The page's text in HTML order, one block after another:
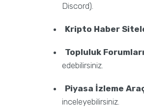
Discord).
Kripto Haber
Topluluk
edebilirsiniz.
Piyasa İzleme
inceleyebilirsiniz.